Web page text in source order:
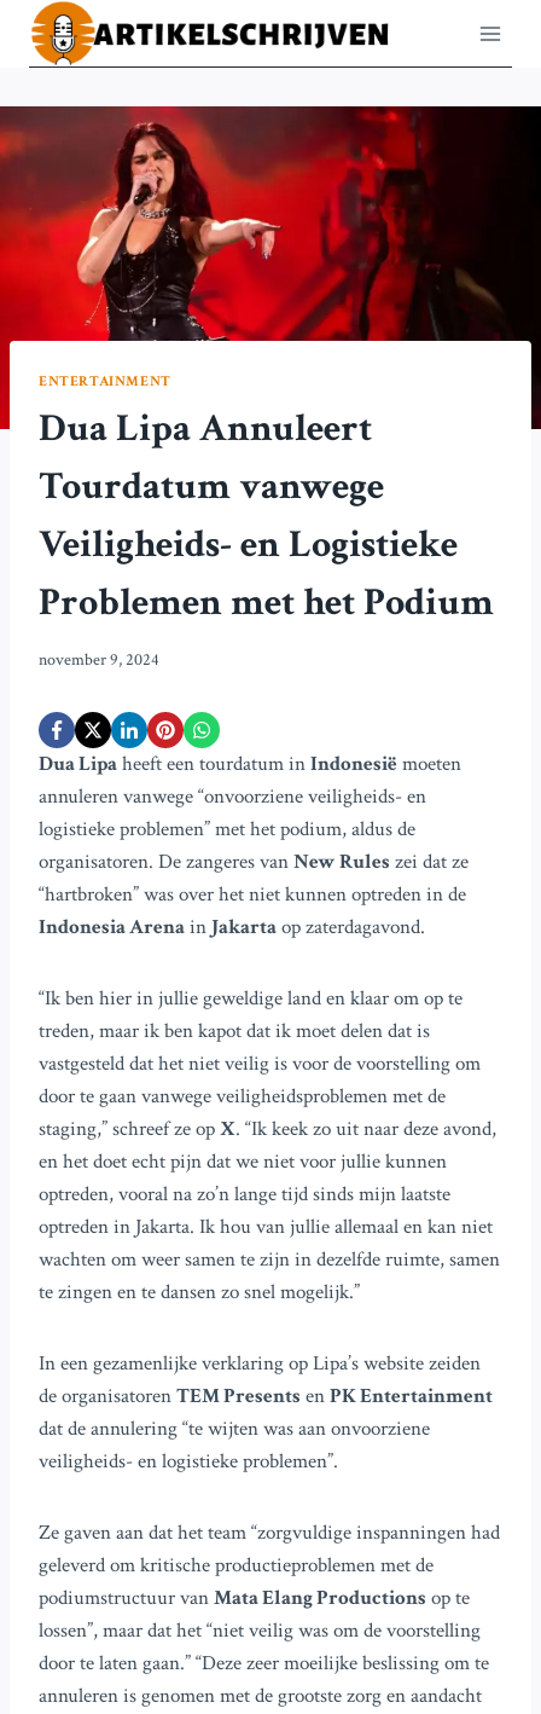
Doorgaan
naar
ENTERTAINMENT
Dua Lipa Annuleert
Tourdatum vanwege
Veiligheids- en Logistieke
Problemen met het Podium
november 9, 2024
Dua Lipaheeft een tourdatum inIndonesië moeten
annuleren vanwege “onvoorziene veiligheids- en
logistieke problemen” met het podium, aldus de
organisatoren. De zangeres vanNew Rules zei dat ze
“hartbroken” was over het niet kunnen optreden in de
Indonesia Arenain Jakartaop zaterdagavond.
“Ik ben hier in jullie geweldige land en klaar om op te
treden, maar ik ben kapot dat ik moet delen dat is
vastgesteld dat het niet veilig is voor de voorstelling om
door te gaan vanwege veiligheidsproblemen met de
staging,” schreef ze opX. “Ik keek zo uit naar deze avond,
en het doet echt pijn dat we niet voor jullie kunnen
optreden, vooral na zo’n lange tijd sinds mijn laatste
optreden in Jakarta. Ik hou van jullie allemaal en kan niet
wachten om weer samen te zijn in dezelfde ruimte, samen
te zingen en te dansen zo snel mogelijk.”
In een gezamenlijke verklaring op Lipa’s website zeiden
de organisatorenTEM Presents enPK Entertainment
dat de annulering “te wijten was aan onvoorziene
veiligheids- en logistieke problemen”.
Ze gaven aan dat het team “zorgvuldige inspanningen had
geleverd om kritische productieproblemen met de
podiumstructuur vanMata Elang Productions op te
lossen”, maar dat het “niet veilig was om de voorstelling
door te laten gaan.” “Deze zeer moeilijke beslissing om te
annuleren is genomen met de grootste zorg en aandacht